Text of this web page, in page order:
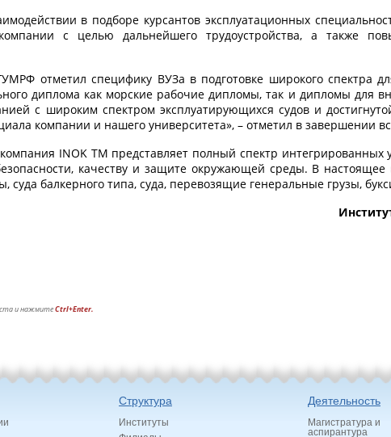
в подборе курсантов эксплуатационных
с целью дальнейшего трудоустройства, а также
отметил специфику ВУЗа в подготовке широкого спектра
диплома как морские рабочие дипломы, так и дипломы для
с широким спектром эксплуатирующихся судов и
компании и нашего университета», – отметил в завершении
INOK TM представляет полный спектр интегрированных
качеству и защите окружающей среды. В
балкерного типа, суда, перевозящие генеральные грузы,
и нажмитеCtrl+Enter.
Структура
Институты
Деятельность
Магистратура и
аспирантура